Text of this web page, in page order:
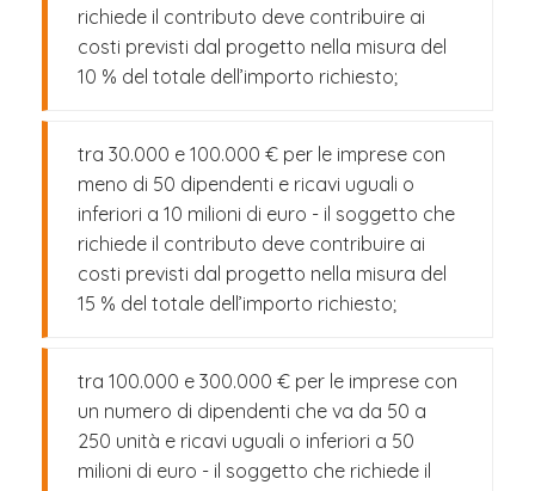
richiede il contributo deve contribuire ai
costi previsti dal progetto nella misura del
10 % del totale dell’importo richiesto;
tra 30.000 e 100.000 € per le imprese con
meno di 50 dipendenti e ricavi uguali o
inferiori a 10 milioni di euro - il soggetto che
richiede il contributo deve contribuire ai
costi previsti dal progetto nella misura del
15 % del totale dell’importo richiesto;
tra 100.000 e 300.000 € per le imprese con
un numero di dipendenti che va da 50 a
250 unità e ricavi uguali o inferiori a 50
milioni di euro - il soggetto che richiede il